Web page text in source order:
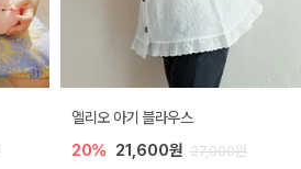
엘리오 아기 블라우스
20% 21,600원 27,000원